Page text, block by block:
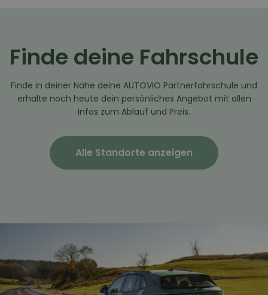
Finde deine Fahrschule
Finde in deiner Nähe deine AUTOVIO Partnerfahrschule und
erhalte noch heute dein persönliches Angebot mit allen
Infos zum Ablauf und Preis.
Alle Standorte anzeigen